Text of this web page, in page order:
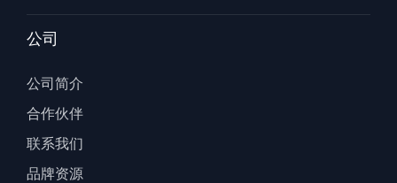
公司
公司简介
合作伙伴
联系我们
品牌资源